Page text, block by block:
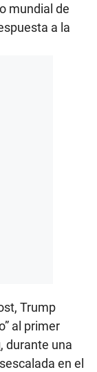
mundial de
a la
Trump
al primer
, durante una
en el